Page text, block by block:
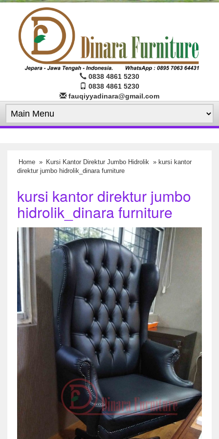
0838 4861 5230
0838 4861 5230
fauqiyyadinara@gmail.com
Home » Kursi Kantor Direktur Jumbo Hidrolik » kursi kantor
direktur jumbo hidrolik_dinara furniture
kursi kantor direktur jumbo
hidrolik_dinara furniture